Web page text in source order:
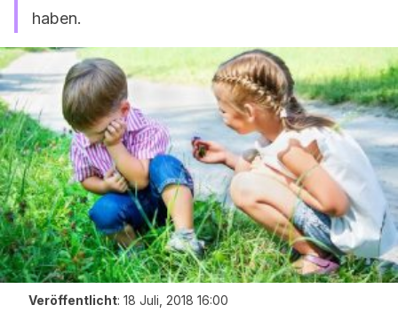
haben.
Veröffentlicht: 18 Juli, 2018 16:00